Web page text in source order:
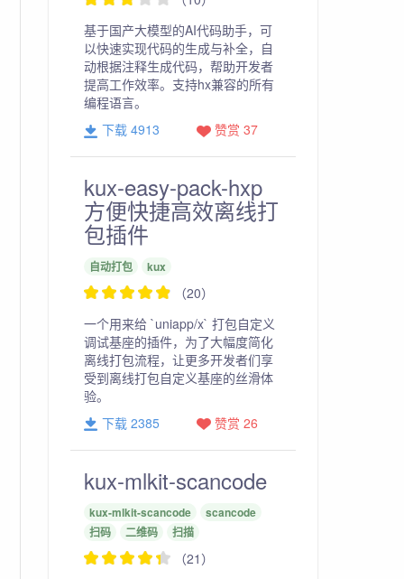
基于国产大模型的AI代码助手，可
以快速实现代码的生成与补全，自
动根据注释生成代码，帮助开发者
提高工作效率。支持hx兼容的所有
编程语言。
下载 4913
赞赏 37
kux-easy-pack-hxp
方便快捷高效离线打
包插件
自动打包 kux
（20）
一个用来给 `uniapp/x` 打包自定义
调试基座的插件，为了大幅度简化
离线打包流程，让更多开发者们享
受到离线打包自定义基座的丝滑体
验。
下载 2385
赞赏 26
kux-mlkit-scancode
kux-mlkit-scancode
scancode
扫码
二维码 扫描
（21）